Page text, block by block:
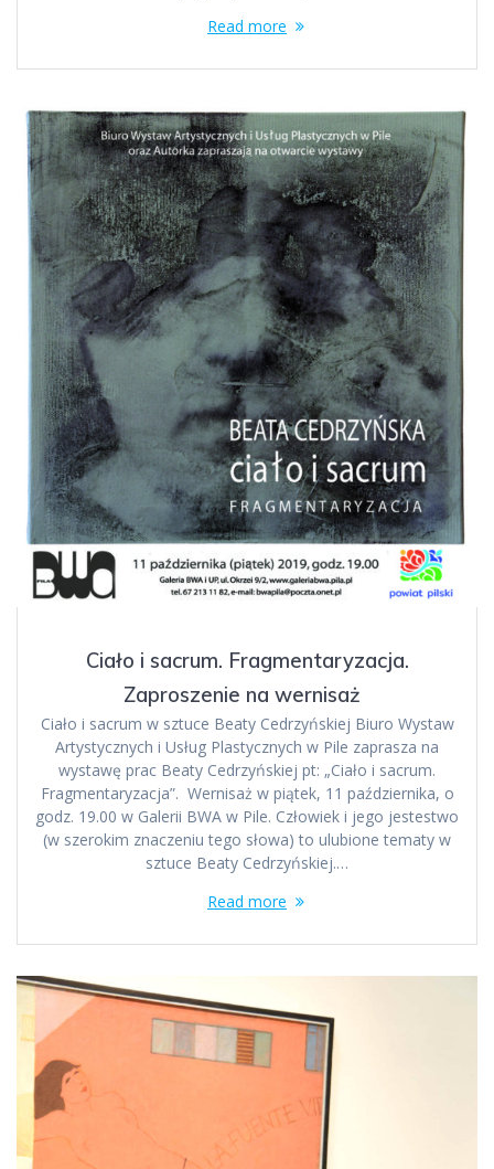
Read more
Ciało i sacrum. Fragmentaryzacja.
Zaproszenie na wernisaż
Ciało i sacrum w sztuce Beaty Cedrzyńskiej Biuro Wystaw
Artystycznych i Usług Plastycznych w Pile zaprasza na
wystawę prac Beaty Cedrzyńskiej pt: „Ciało i sacrum.
Fragmentaryzacja”. Wernisaż w piątek, 11 października, o
godz. 19.00 w Galerii BWA w Pile. Człowiek i jego jestestwo
(w szerokim znaczeniu tego słowa) to ulubione tematy w
sztuce Beaty Cedrzyńskiej.…
Read more